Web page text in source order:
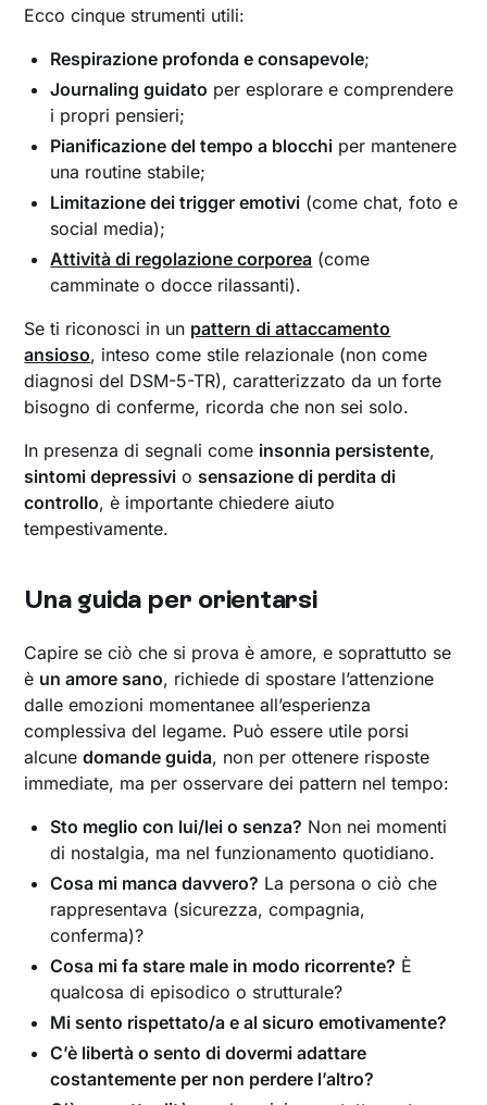
Ecco cinque strumenti utili:
Respirazione profonda e consapevole;
Journaling guidato per esplorare e comprendere
i propri pensieri;
Pianificazione del tempo a blocchi per mantenere
una routine stabile;
Limitazione dei trigger emotivi (come chat, foto e
social media);
Attività di regolazione corporea (come
camminate o docce rilassanti).
Se ti riconosci in un pattern di attaccamento
ansioso, inteso come stile relazionale (non come
diagnosi del DSM-5-TR), caratterizzato da un forte
bisogno di conferme, ricorda che non sei solo.
In presenza di segnali come insonnia persistente,
sintomi depressivi o sensazione di perdita di
controllo, è importante chiedere aiuto
tempestivamente.
Una guida per orientarsi
Capire se ciò che si prova è amore, e soprattutto se
è un amore sano, richiede di spostare l’attenzione
dalle emozioni momentanee all’esperienza
complessiva del legame. Può essere utile porsi
alcunedomande guida, non per ottenere risposte
immediate, ma per osservare dei pattern nel tempo:
Sto meglio con lui/lei o senza? Non nei momenti
di nostalgia, ma nel funzionamento quotidiano.
Cosa mi manca davvero? La persona o ciò che
rappresentava (sicurezza, compagnia,
conferma)?
Cosa mi fa stare male in modo ricorrente? È
qualcosa di episodico o strutturale?
Mi sento rispettato/a e al sicuro emotivamente?
C’è libertà o sento di dovermi adattare
costantemente per non perdere l’altro?